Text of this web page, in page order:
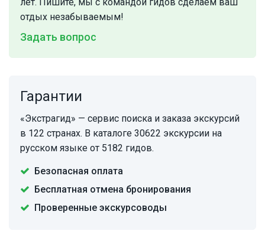
отдых незабываемым!
Задать вопрос
Гарантии
«Экстрагид» — сервис поиска и заказа экскурсий
в 122 странах. В каталоге 30622 экскурсии на
русском языке от 5182 гидов.
Безопасная оплата
Бесплатная отмена бронирования
Проверенные экскурсоводы